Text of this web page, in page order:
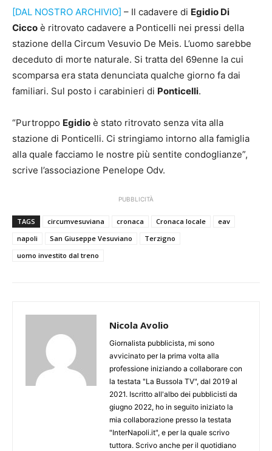
[DAL NOSTRO ARCHIVIO] – Il cadavere di Egidio Di
Cicco è ritrovato cadavere a Ponticelli nei pressi della
stazione della Circum Vesuvio De Meis. L’uomo sarebbe
deceduto di morte naturale. Si tratta del 69enne la cui
scomparsa era stata denunciata qualche giorno fa dai
familiari. Sul posto i carabinieri di Ponticelli.
“Purtroppo Egidio è stato ritrovato senza vita alla
stazione di Ponticelli. Ci stringiamo intorno alla famiglia
alla quale facciamo le nostre più sentite condoglianze”,
scrive l’associazione Penelope Odv.
PUBBLICITÀ
TAGS circumvesuviana cronaca Cronaca locale
eav
napoli
San Giuseppe Vesuviano
Terzigno
uomo investito dal treno
Nicola Avolio
Giornalista pubblicista, mi sono
avvicinato per la prima volta alla
professione iniziando a collaborare con
la testata "La Bussola TV", dal 2019 al
2021. Iscritto all'albo dei pubblicisti da
giugno 2022, ho in seguito iniziato la
mia collaborazione presso la testata
"InterNapoli.it", e per la quale scrivo
tuttora. Scrivo anche per il quotidiano